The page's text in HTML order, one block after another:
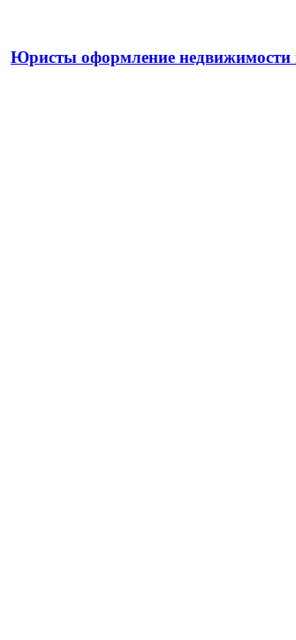
Юристы оформление недвижимости